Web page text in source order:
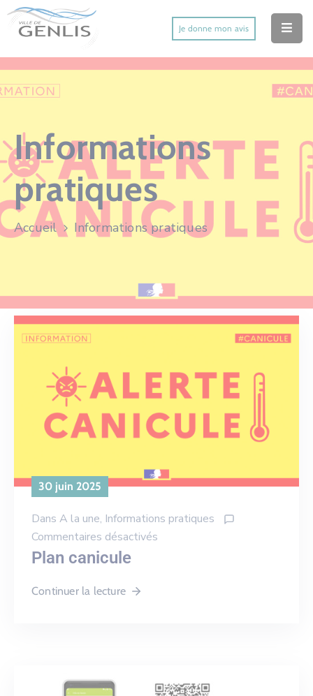
Je donne mon avis
Accueil
Ma Ville
Mes Services Utiles
Mes Activités
Informations
pratiques
Accueil Informations pratiques
30 juin 2025
Dans A la une‚ Informations pratiques
Commentaires désactivés
Plan canicule
Continuer la lecture